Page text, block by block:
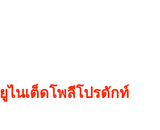
ยูไนเต็ดโพลีโปรดักท์